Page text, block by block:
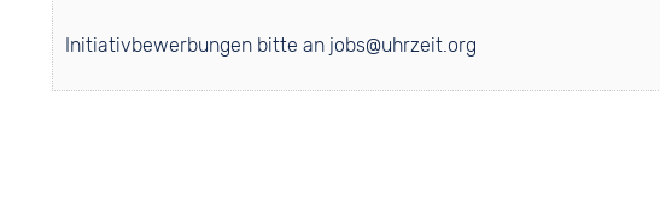
Initiativbewerbungen bitte an jobs@uhrzeit.org